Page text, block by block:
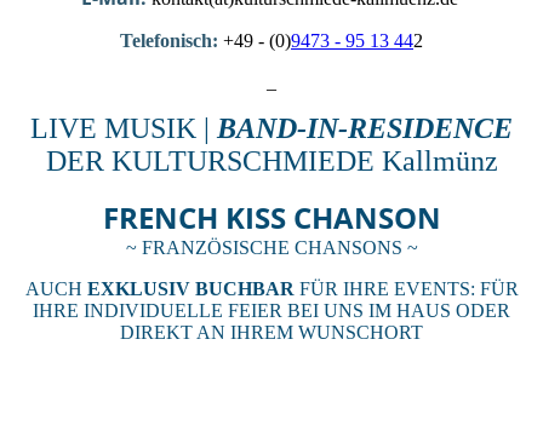
Telefonisch: +49 - (0)9473 - 95 13 442
LIVE MUSIK |BAND-IN-RESIDENCE
DER KULTURSCHMIEDE Kallmünz
FRENCH KISS CHANSON
~ FRANZÖSISCHE CHANSONS ~
AUCH EXKLUSIV BUCHBAR FÜR IHRE EVENTS: FÜR
IHRE INDIVIDUELLE FEIER BEI UNS IM HAUS ODER
DIREKT AN IHREM WUNSCHORT